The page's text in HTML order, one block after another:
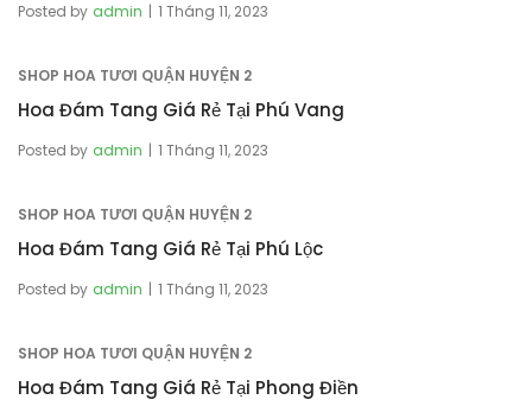
Posted by admin 1 Tháng 11, 2023
SHOP HOA TƯƠI QUẬN HUYỆN 2
Hoa Đám Tang Giá Rẻ Tại Phú Vang
Posted by admin 1 Tháng 11, 2023
SHOP HOA TƯƠI QUẬN HUYỆN 2
Hoa Đám Tang Giá Rẻ Tại Phú Lộc
Posted by admin 1 Tháng 11, 2023
SHOP HOA TƯƠI QUẬN HUYỆN 2
Hoa Đám Tang Giá Rẻ Tại Phong Điền